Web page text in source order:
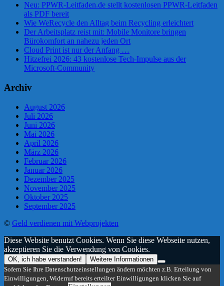
Neu: PPWR-Leitfaden.de stellt kostenlosen PPWR-Leitfaden
als PDF bereit
Wie WeRecycle den Alltag beim Recycling erleichtert
Der Arbeitsplatz reist mit: Mobile Monitore bringen
Bürokomfort an nahezu jeden Ort
Cloud Print ist nur der Anfang …
Hitzefrei 2026: 43 kostenlose Tech-Impulse aus der
Microsoft-Community
Archiv
August 2026
Juli 2026
Juni 2026
Mai 2026
April 2026
März 2026
Februar 2026
Januar 2026
Dezember 2025
November 2025
Oktober 2025
September 2025
© Geld verdienen mit Webprojekten
Diese Website benutzt Cookies. Wenn Sie diese Webseite nutzen,
akzeptieren Sie die Verwendung von Cookies.
OK, ich habe verstanden!
Weitere Informationen
Sofern Sie Ihre Datenschutzeinstellungen ändern möchten z.B. Erteilung von
Einwilligungen, Widerruf bereits erteilter Einwilligungen klicken Sie auf